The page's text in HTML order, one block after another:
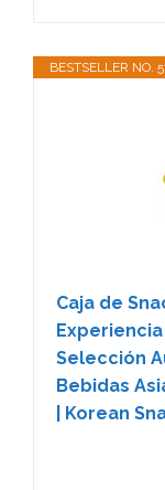
BESTSELLER NO. 5
Caja de
Selección
Bebidas
| Korean